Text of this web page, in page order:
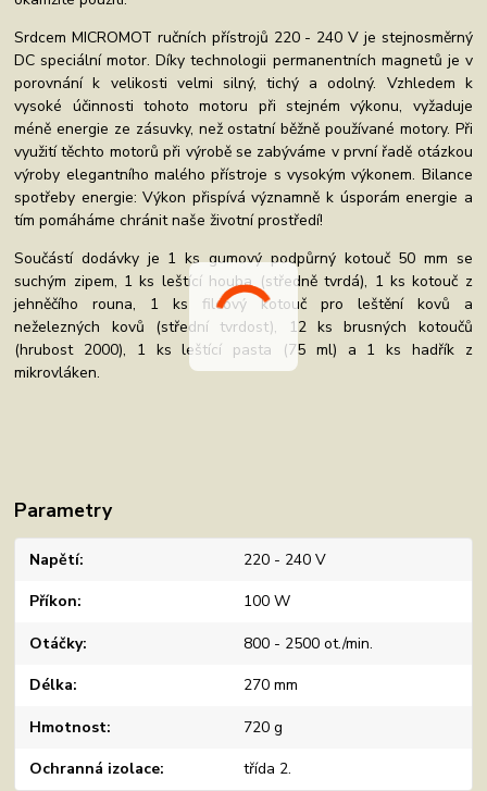
Srdcem MICROMOT ručních přístrojů 220 - 240 V je stejnosměrný
DC speciální motor. Díky technologii permanentních magnetů je v
porovnání k velikosti velmi silný, tichý a odolný. Vzhledem k
vysoké účinnosti tohoto motoru při stejném výkonu, vyžaduje
méně energie ze zásuvky, než ostatní běžně používané motory. Při
využití těchto motorů při výrobě se zabýváme v první řadě otázkou
výroby elegantního malého přístroje s vysokým výkonem. Bilance
spotřeby energie: Výkon přispívá významně k úsporám energie a
tím pomáháme chránit naše životní prostředí!
Součástí dodávky je 1 ks gumový podpůrný kotouč 50 mm se
suchým zipem, 1 ks leštící houba (středně tvrdá), 1 ks kotouč z
jehněčího rouna, 1 ks filcový kotouč pro leštění kovů a
neželezných kovů (střední tvrdost), 12 ks brusných kotoučů
(hrubost 2000), 1 ks leštící pasta (75 ml) a 1 ks hadřík z
mikrovláken.
Parametry
Napětí 220 - 240 V
Příkon 100 W
Otáčky 800 - 2500 ot./min.
Délka 270 mm
Hmotnost 720 g
Ochranná izolace třída 2.